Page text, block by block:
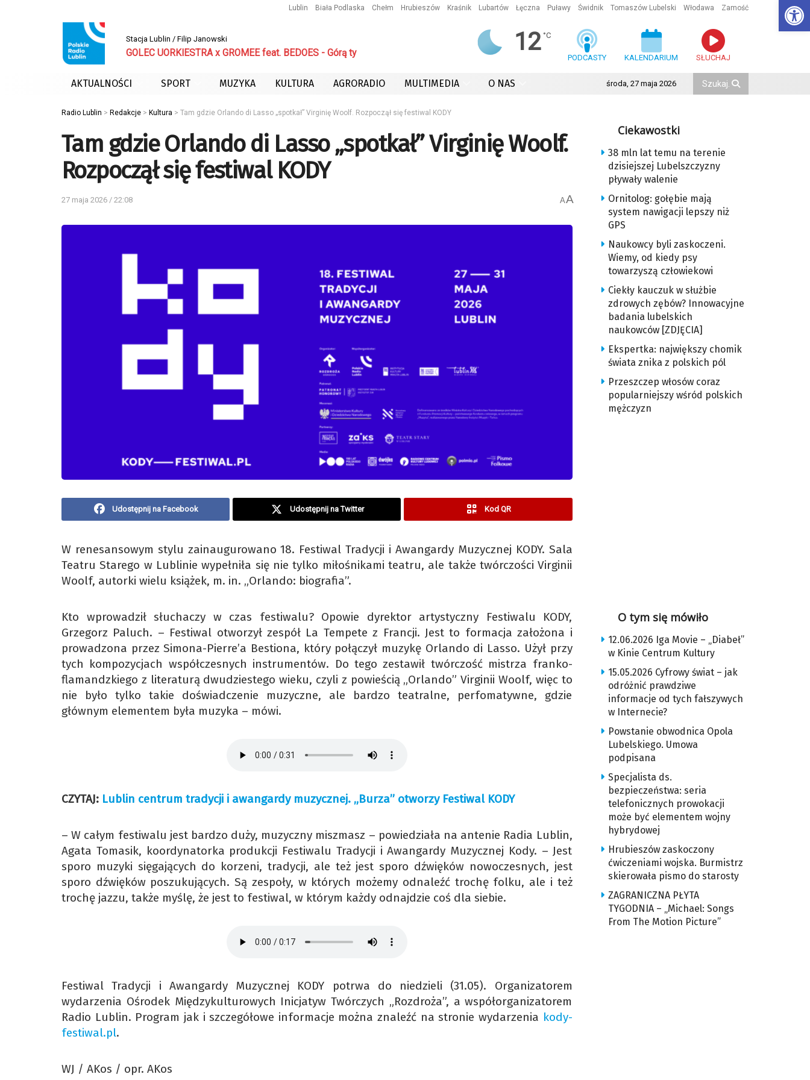
Lublin Biała Podlaska Chełm Hrubieszów Kraśnik Lubartów Łęczna Puławy Świdnik Tomaszów Lubelski Włodawa Zamość
Stacja Lublin / Filip Janowski
GOLEC UORKIESTRA x GROMEE feat. BEDOES - Górą ty 12 °C
PODCASTY KALENDARIUM SŁUCHAJ
AKTUALNOŚCI SPORT MUZYKA KULTURA AGRORADIO MULTIMEDIA O NAS środa, 27 maja 2026
Radio Lublin > Redakcje > Kultura > Tam gdzie Orlando di Lasso „spotkał” Virginię Woolf. Rozpoczął się festiwal KODY
Tam gdzie Orlando di Lasso „spotkał” Virginię Woolf.
Rozpoczął się festiwal KODY
27 maja 2026 / 22:08 AA
Udostępnij na Facebook Udostępnij na Twitter Kod QR
W renesansowym stylu zainaugurowano 18. Festiwal Tradycji i Awangardy Muzycznej KODY. Sala
Teatru Starego w Lublinie wypełniła się nie tylko miłośnikami teatru, ale także twórczości Virginii
Woolf, autorki wielu książek, m. in. „Orlando: biografia”.
Kto wprowadził słuchaczy w czas festiwalu? Opowie dyrektor artystyczny Festiwalu KODY,
Grzegorz Paluch. – Festiwal otworzył zespół La Tempete z Francji. Jest to formacja założona i
prowadzona przez Simona-Pierre’a Bestiona, który połączył muzykę Orlando di Lasso. Użył przy
tych kompozycjach współczesnych instrumentów. Do tego zestawił twórczość mistrza franko-
flamandzkiego z literaturą dwudziestego wieku, czyli z powieścią „Orlando” Virginii Woolf, więc to
nie było tylko takie doświadczenie muzyczne, ale bardzo teatralne, perfomatywne, gdzie
głównym elementem była muzyka – mówi.
CZYTAJ: Lublin centrum tradycji i awangardy muzycznej. „Burza” otworzy Festiwal KODY
– W całym festiwalu jest bardzo duży, muzyczny miszmasz – powiedziała na antenie Radia Lublin,
Agata Tomasik, koordynatorka produkcji Festiwalu Tradycji i Awangardy Muzycznej Kody. – Jest
sporo muzyki sięgających do korzeni, tradycji, ale też jest sporo dźwięków nowoczesnych, jest
sporo dźwięków poszukujących. Są zespoły, w których możemy odnaleźć trochę folku, ale i też
trochę jazzu, także myślę, że jest to festiwal, w którym każdy odnajdzie coś dla siebie.
Festiwal Tradycji i Awangardy Muzycznej KODY potrwa do niedzieli (31.05). Organizatorem
wydarzenia Ośrodek Międzykulturowych Inicjatyw Twórczych „Rozdroża”, a współorganizatorem
Radio Lublin. Program jak i szczegółowe informacje można znaleźć na stronie wydarzenia kody-
festiwal.pl.
WJ / AKos / opr. AKos
Ciekawostki
38 mln lat temu na terenie
dzisiejszej Lubelszczyzny
pływały walenie
Ornitolog: gołębie mają
system nawigacji lepszy niż
GPS
Naukowcy byli zaskoczeni.
Wiemy, od kiedy psy
towarzyszą człowiekowi
Ciekły kauczuk w służbie
zdrowych zębów? Innowacyjne
badania lubelskich
naukowców [ZDJĘCIA]
Ekspertka: największy chomik
świata znika z polskich pól
Przeszczep włosów coraz
popularniejszy wśród polskich
mężczyzn
O tym się mówiło
12.06.2026 Iga Movie – „Diabeł”
w Kinie Centrum Kultury
15.05.2026 Cyfrowy świat – jak
odróżnić prawdziwe
informacje od tych fałszywych
w Internecie?
Powstanie obwodnica Opola
Lubelskiego. Umowa
podpisana
Specjalista ds.
bezpieczeństwa: seria
telefonicznych prowokacji
może być elementem wojny
hybrydowej
Hrubieszów zaskoczony
ćwiczeniami wojska. Burmistrz
skierowała pismo do starosty
ZAGRANICZNA PŁYTA
TYGODNIA – „Michael: Songs
From The Motion Picture”